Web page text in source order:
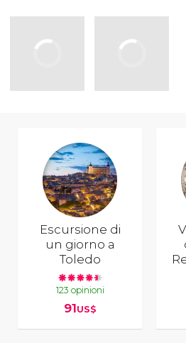
Escursione di
un giorno a
Toledo
123 opinioni
91US$